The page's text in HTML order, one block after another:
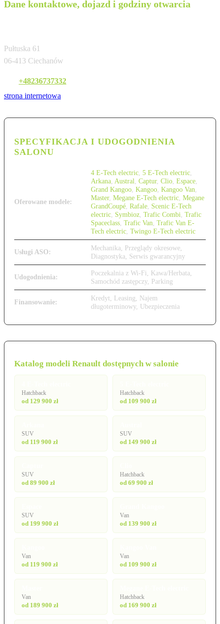
Dane kontaktowe, dojazd i godziny otwarcia
Pułtuska 61
06-413 Ciechanów
+48236737332
strona internetowa
SPECYFIKACJA I UDOGODNIENIA
SALONU
Oferowane modele:
4 E-Tech electric 5 E-Tech electric
Arkana Austral Captur, Clio Espace
Grand Kangoo Kangoo Kangoo Van
Master, Megane E-Tech electric Megane
GrandCoupé Rafale Scenic E-Tech
electric Symbioz Trafic Combi Trafic
Spaceclass Trafic Van Trafic Van E-
Tech electric Twingo E-Tech electric
Usługi ASO:
Mechanika, Przeglądy okresowe,
Diagnostyka, Serwis gwarancyjny
Udogodnienia:
Poczekalnia z Wi-Fi, Kawa/Herbata,
Samochód zastępczy, Parking
Finansowanie:
Kredyt, Leasing, Najem
długoterminowy, Ubezpieczenia
Katalog modeli Renault dostępnych w salonie
Hatchback
od 129 900 zł
Hatchback
od 109 900 zł
SUV
od 119 900 zł
SUV
od 149 900 zł
SUV
od 89 900 zł
Hatchback
od 69 900 zł
SUV
od 199 900 zł
Van
od 139 900 zł
Van
od 119 900 zł
Van
od 109 900 zł
Van
od 189 900 zł
Hatchback
od 169 900 zł